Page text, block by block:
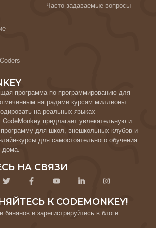
Часто задаваемые вопросы
программа по программированию для
наградами курсам миллионы
на реальных языках
предлагает увлекательную и
для школ, внешкольных клубов и
курсы для самостоятельного обучения
дома.
НА СВЯЗИ
К CODEMONKEY!
и зарегистрируйтесь в блоге